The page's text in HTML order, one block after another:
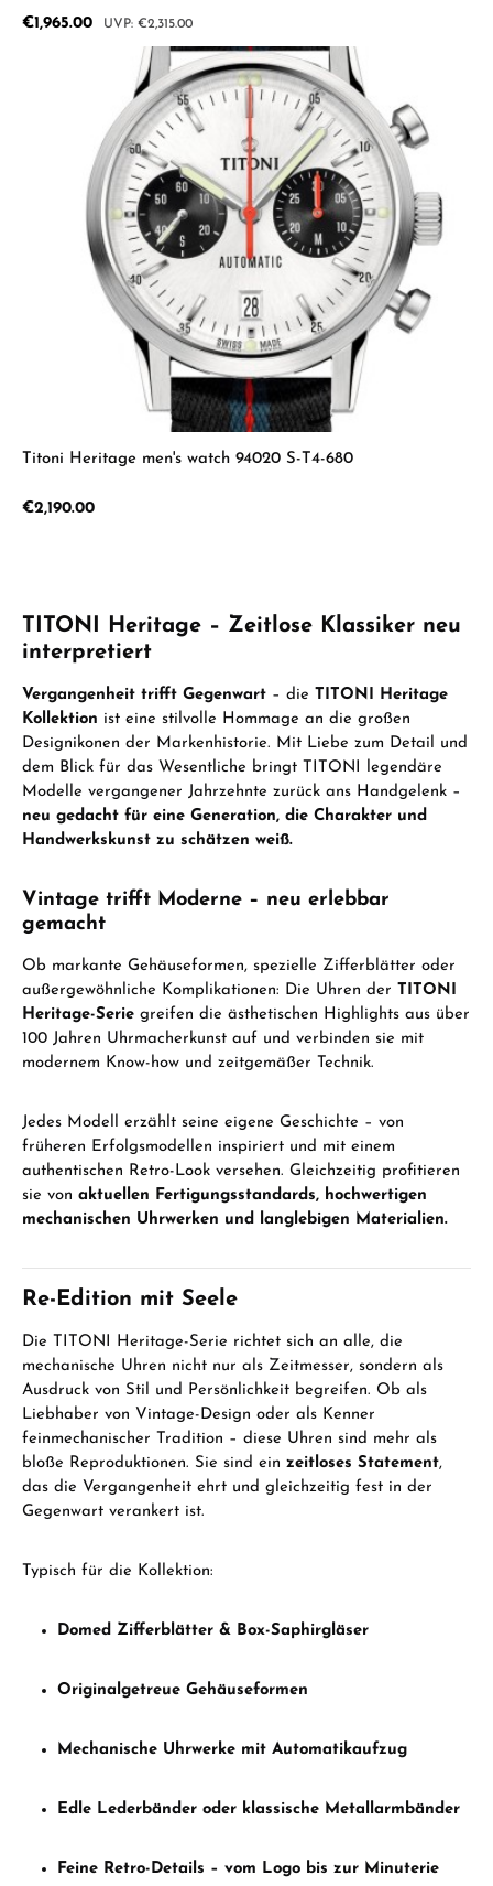
Sale price:
€1,965.00 Regular price:
€2,315.00
Titoni Heritage men's watch 94020 S-T4-680
Regular price:
€2,190.00
TITONI Heritage – Zeitlose Klassiker neu
interpretiert
Vergangenheit trifft Gegenwart – die TITONI Heritage
Kollektion ist eine stilvolle Hommage an die großen
Designikonen der Markenhistorie. Mit Liebe zum Detail und
dem Blick für das Wesentliche bringt TITONI legendäre
Modelle vergangener Jahrzehnte zurück ans Handgelenk –
neu gedacht für eine Generation, die Charakter und
Handwerkskunst zu schätzen weiß.
Vintage trifft Moderne – neu erlebbar
gemacht
Ob markante Gehäuseformen, spezielle Zifferblätter oder
außergewöhnliche Komplikationen: Die Uhren der TITONI
Heritage-Serie greifen die ästhetischen Highlights aus über
100 Jahren Uhrmacherkunst auf und verbinden sie mit
modernem Know-how und zeitgemäßer Technik.
Jedes Modell erzählt seine eigene Geschichte – von
früheren Erfolgsmodellen inspiriert und mit einem
authentischen Retro-Look versehen. Gleichzeitig profitieren
sie von aktuellen Fertigungsstandards, hochwertigen
mechanischen Uhrwerken und langlebigen Materialien.
Re-Edition mit Seele
Die TITONI Heritage-Serie richtet sich an alle, die
mechanische Uhren nicht nur als Zeitmesser, sondern als
Ausdruck von Stil und Persönlichkeit begreifen. Ob als
Liebhaber von Vintage-Design oder als Kenner
feinmechanischer Tradition – diese Uhren sind mehr als
bloße Reproduktionen. Sie sind ein zeitloses Statement,
das die Vergangenheit ehrt und gleichzeitig fest in der
Gegenwart verankert ist.
Typisch für die Kollektion:
Domed Zifferblätter & Box-Saphirgläser
Originalgetreue Gehäuseformen
Mechanische Uhrwerke mit Automatikaufzug
Edle Lederbänder oder klassische Metallarmbänder
Feine Retro-Details – vom Logo bis zur Minuterie